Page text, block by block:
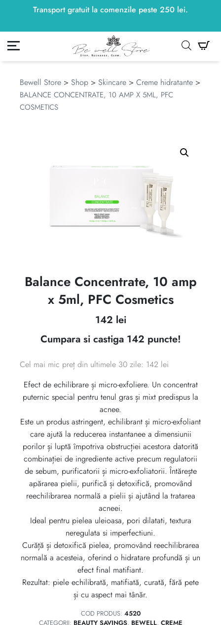
Transport gratuit la comenzile peste 250 lei.
250lei
meu
Bewell Store > Shop > Skincare > Creme hidratante >
BALANCE CONCENTRATE, 10 AMP X 5ML, PFC
COSMETICS
Balance Concentrate, 10 amp
x 5ml, PFC Cosmetics
142 lei
Cumpara si castiga 142 puncte!
Cel mai mic preț din ultimele 30 zile: 142 lei
Efect de echilibrare și micro-exfoliere. Un concentrat
puternic special pentru tenul gras și mixt predispus la
acnee.
Este un produs astringent, echilibrant și micro-exfoliant
care ajută la reducerea instantanee a dimensiunii
porilor și luptă împotriva obstrucției acestora datorită
combinației de ingrediente active precum regulatorii
de sebum, purificatorii și micro-exfoliatorii. Întărește
apărarea pielii, purifică și detoxifică, promovând
reechilibrarea normală a pielii și ajutând la tratarea
acneei.
Ideal pentru pielea uleioasa, pori dilatati, textura
neregulata si imperfectiuni.
Curăță și detoxifică pielea, promovând reechilibrarea
normală a acesteia, oferind o hidratare profundă și un
efect final matifiant.
Rezultat: piele echilibrată, matifiată, curată, fără pete
și cu aspect mai tânăr.
COD PRODUS: 4520
CATEGORII: BEAUTY SAVINGS, BEWELL, CREME